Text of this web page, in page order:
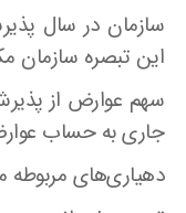
سازمان در سال
این تبصره سازمان
سهم عوارض از
جاری به حساب
دهیاری‌های مربوطه